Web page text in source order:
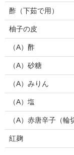
酢（下茹で用）
柚子の皮
（A）酢
（A）砂糖
（A）みりん
（A）塩
（A）赤唐辛子（輪
紅麹